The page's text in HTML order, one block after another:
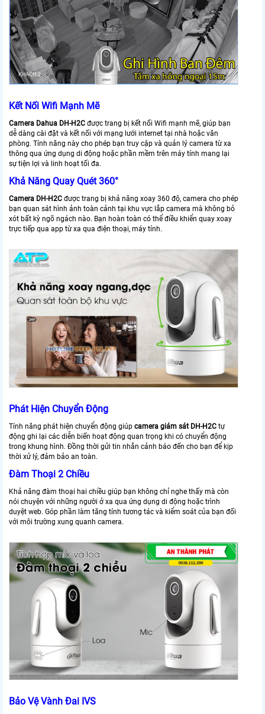
Kết Nối Wifi Mạnh Mẽ
Camera Dahua DH-H2C được trang bị kết nối Wifi mạnh mẽ, giúp bạn
dễ dàng cài đặt và kết nối với mạng lưới internet tại nhà hoặc văn
phòng. Tính năng này cho phép bạn truy cập và quản lý camera từ xa
thông qua ứng dụng di động hoặc phần mềm trên máy tính mang lại
sự tiện lợi và linh hoạt tối đa.
Khả Năng Quay Quét 360°
Camera DH-H2C được trang bị khả năng xoay 360 độ, camera cho phép
bạn quan sát hình ảnh toàn cảnh tại khu vực lắp camera mà không bỏ
xót bất kỳ ngõ ngách nào. Bạn hoàn toàn có thể điều khiển quay xoay
trực tiếp qua app từ xa qua điện thoại, máy tính.
Phát Hiện Chuyển Động
Tính năng phát hiện chuyển động giúp camera giám sát DH-H2C tự
động ghi lại các diễn biến hoạt động quan trọng khi có chuyển động
trong khung hình. Đồng thời gửi tin nhắn cảnh báo đến cho bạn để kịp
thời xử lý, đảm bảo an toàn.
Đàm Thoại 2 Chiều
Khả năng đàm thoại hai chiều giúp bạn không chỉ nghe thấy mà còn
nói chuyện với những người ở xa qua ứng dụng di động hoặc trình
duyệt web. Góp phần làm tăng tính tương tác và kiểm soát của bạn đối
với môi trường xung quanh camera.
Bảo Vệ Vành Đai IVS